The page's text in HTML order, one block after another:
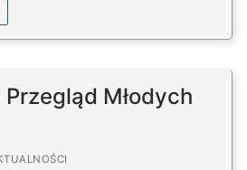
Młodych